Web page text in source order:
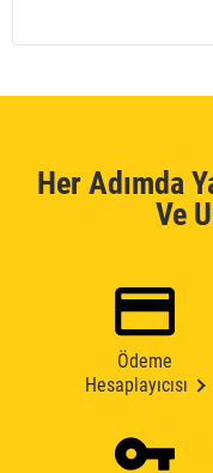
Her Adımda
Ve
Ödeme
Hesaplayıcısı